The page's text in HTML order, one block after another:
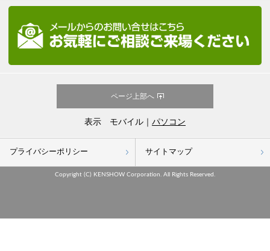
ページ上部へ
表示 モバイル｜ パソコン
プライバシーポリシー サイトマップ
Copyright (C) KENSHOW Corporation. All Rights Reserved.